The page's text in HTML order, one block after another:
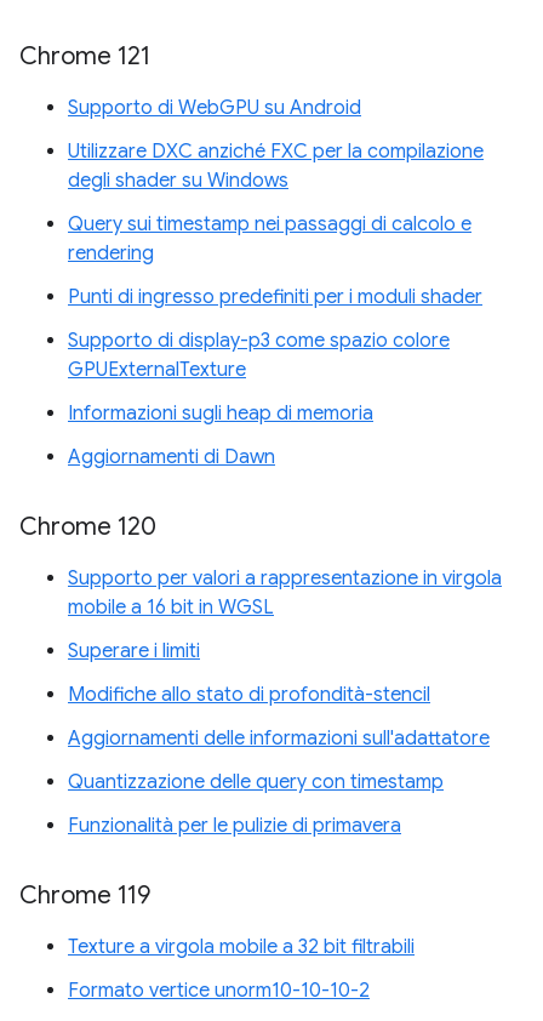
Chrome 121
Supporto di WebGPU su Android
Utilizzare DXC anziché FXC per la compilazione
degli shader su Windows
Query sui timestamp nei passaggi di calcolo e
rendering
Punti di ingresso predefiniti per i moduli shader
Supporto di display-p3 come spazio colore
GPUExternalTexture
Informazioni sugli heap di memoria
Aggiornamenti di Dawn
Chrome 120
Supporto per valori a rappresentazione in virgola
mobile a 16 bit in WGSL
Superare i limiti
Modifiche allo stato di profondità-stencil
Aggiornamenti delle informazioni sull'adattatore
Quantizzazione delle query con timestamp
Funzionalità per le pulizie di primavera
Chrome 119
Texture a virgola mobile a 32 bit filtrabili
Formato vertice unorm10-10-10-2